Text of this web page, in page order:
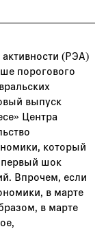
(РЭА)
порогового
выпуск
Центра
который
первый шок
Впрочем, если
в марте
в марте